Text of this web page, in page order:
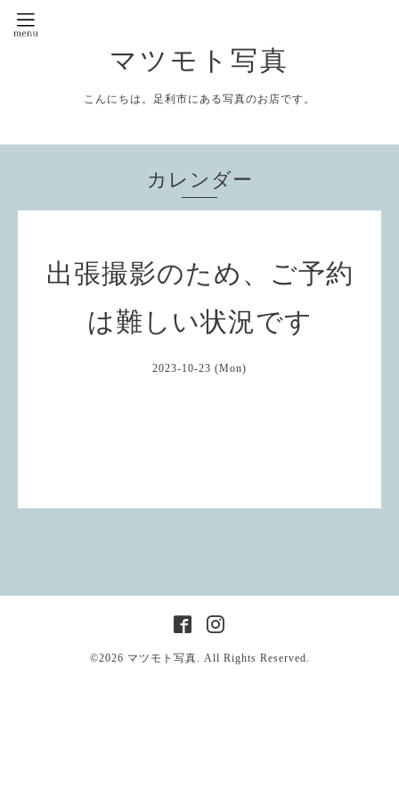
マツモト写真
こんにちは。足利市にある写真のお店です。
カレンダー
出張撮影のため、ご予約
は難しい状況です
2023-10-23 (Mon)
©2026 マツモト写真. All Rights Reserved.